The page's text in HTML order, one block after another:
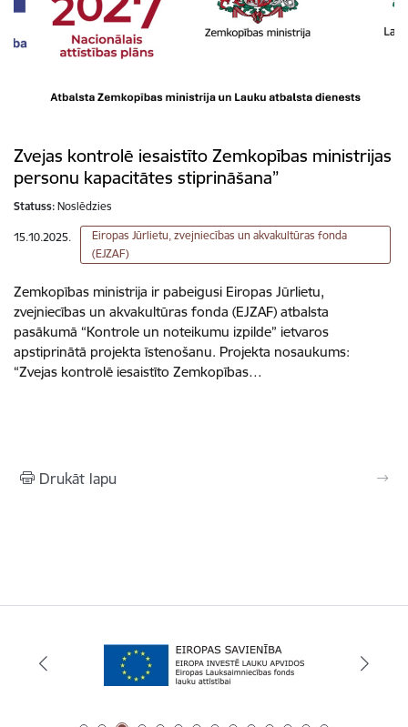
Zvejas kontrolē iesaistīto Zemkopības ministrijas
personu kapacitātes stiprināšana”
Statuss: Noslēdzies
15.10.2025.
Eiropas Jūrlietu, zvejniecības un akvakultūras fonda
(EJZAF)
Zemkopības ministrija ir pabeigusi Eiropas Jūrlietu,
zvejniecības un akvakultūras fonda (EJZAF) atbalsta
pasākumā “Kontrole un noteikumu izpilde” ietvaros
apstiprinātā projekta īstenošanu. Projekta nosaukums:
“Zvejas kontrolē iesaistīto Zemkopības…
Drukāt lapu